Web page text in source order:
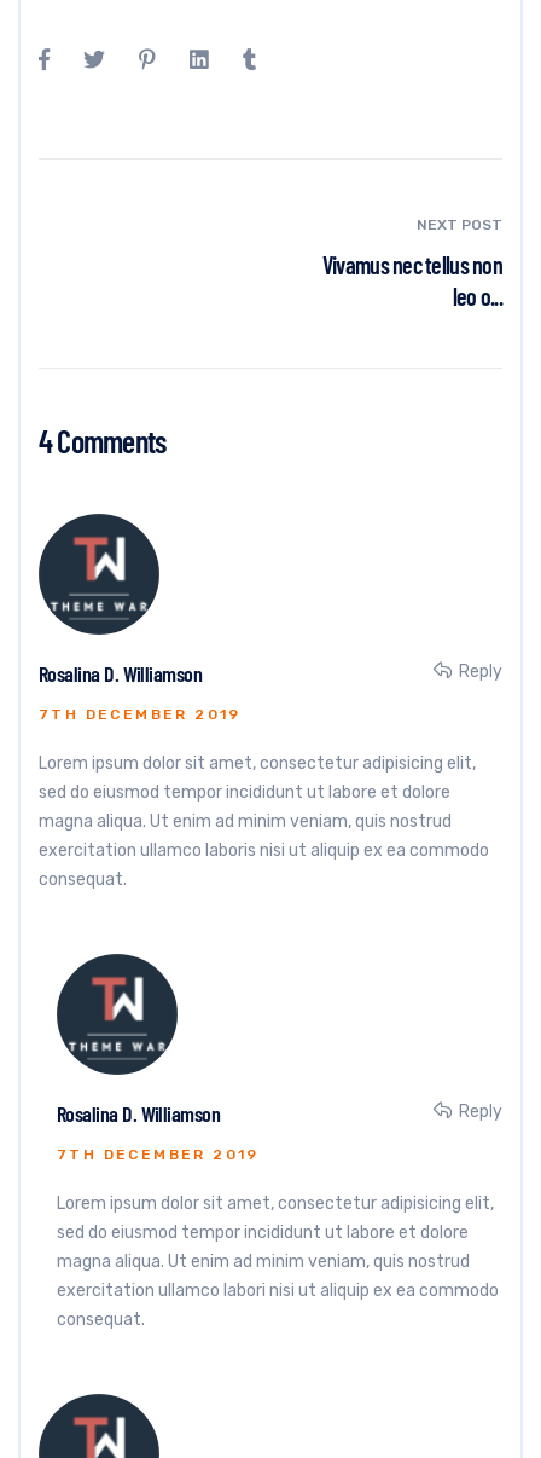
NEXT POST
Vivamus nec tellus non
leo o...
4 Comments
Rosalina D. Williamson
7TH DECEMBER 2019
Reply
Lorem ipsum dolor sit amet, consectetur adipisicing elit,
sed do eiusmod tempor incididunt ut labore et dolore
magna aliqua. Ut enim ad minim veniam, quis nostrud
exercitation ullamco laboris nisi ut aliquip ex ea commodo
consequat.
Rosalina D. Williamson
7TH DECEMBER 2019
Reply
Lorem ipsum dolor sit amet, consectetur adipisicing elit,
sed do eiusmod tempor incididunt ut labore et dolore
magna aliqua. Ut enim ad minim veniam, quis nostrud
exercitation ullamco labori nisi ut aliquip ex ea commodo
consequat.